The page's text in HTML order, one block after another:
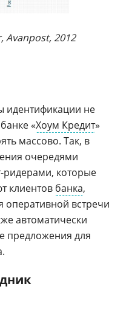
Avanpost, 2012
идентификации не
«Хоум Кредит»
массово. Так, в
очередями
ридерами, которые
клиентов банка,
оперативной встречи
автоматически
предложения для